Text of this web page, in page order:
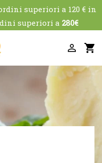
superiori a 120 € in
superiori a 280€
shopping_cart
